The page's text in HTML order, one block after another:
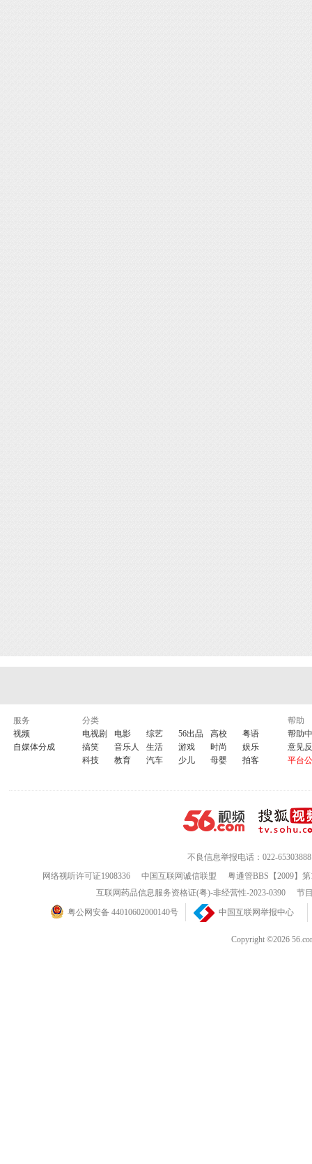
服务
视频
自媒体分成
分类
电视剧
电影 综艺 56出品 高校
粤语
搞笑
音乐人 生活 游戏 时尚
娱乐
科技
教育 汽车 少儿 母婴 拍客
帮助
帮助
意见
平台
不良信息举报电话：022-65303888
网络视听许可证1908336
中国互联网诚信联盟
粤通管BBS【2009】
互联网药品信息服务资格证(粤)-非经营性-2023-0390
节
粤公网安备 44010602000140号
中国互联网举报中心
Copyright ©2026